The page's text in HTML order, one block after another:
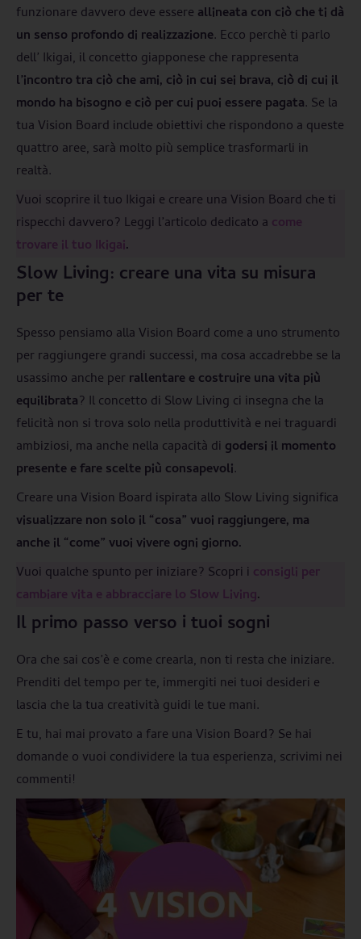
funzionare davvero deve essere allineata con ciò che ti dà
un senso profondo di realizzazione. Ecco perchè ti parlo
dell’ Ikigai, il concetto giapponese che rappresenta
l’incontro tra ciò che ami, ciò in cui sei brava, ciò di cui il
mondo ha bisogno e ciò per cui puoi essere pagata. Se la
tua Vision Board include obiettivi che rispondono a queste
quattro aree, sarà molto più semplice trasformarli in
realtà.
Vuoi scoprire il tuo Ikigai e creare una Vision Board che ti
rispecchi davvero? Leggi l’articolo dedicato a come
trovare il tuo Ikigai.
Slow Living: creare una vita su misura
per te
Spesso pensiamo alla Vision Board come a uno strumento
per raggiungere grandi successi, ma cosa accadrebbe se la
usassimo anche per rallentare e costruire una vita più
equilibrata? Il concetto di Slow Living ci insegna che la
felicità non si trova solo nella produttività e nei traguardi
ambiziosi, ma anche nella capacità di godersi il momento
presente e fare scelte più consapevoli.
Creare una Vision Board ispirata allo Slow Living significa
visualizzare non solo il “cosa” vuoi raggiungere, ma
anche il “come” vuoi vivere ogni giorno.
Vuoi qualche spunto per iniziare? Scopri i consigli per
cambiare vita e abbracciare lo Slow Living.
Il primo passo verso i tuoi sogni
Ora che sai cos’è e come crearla, non ti resta che iniziare.
Prenditi del tempo per te, immergiti nei tuoi desideri e
lascia che la tua creatività guidi le tue mani.
E tu, hai mai provato a fare una Vision Board? Se hai
domande o vuoi condividere la tua esperienza, scrivimi nei
commenti!